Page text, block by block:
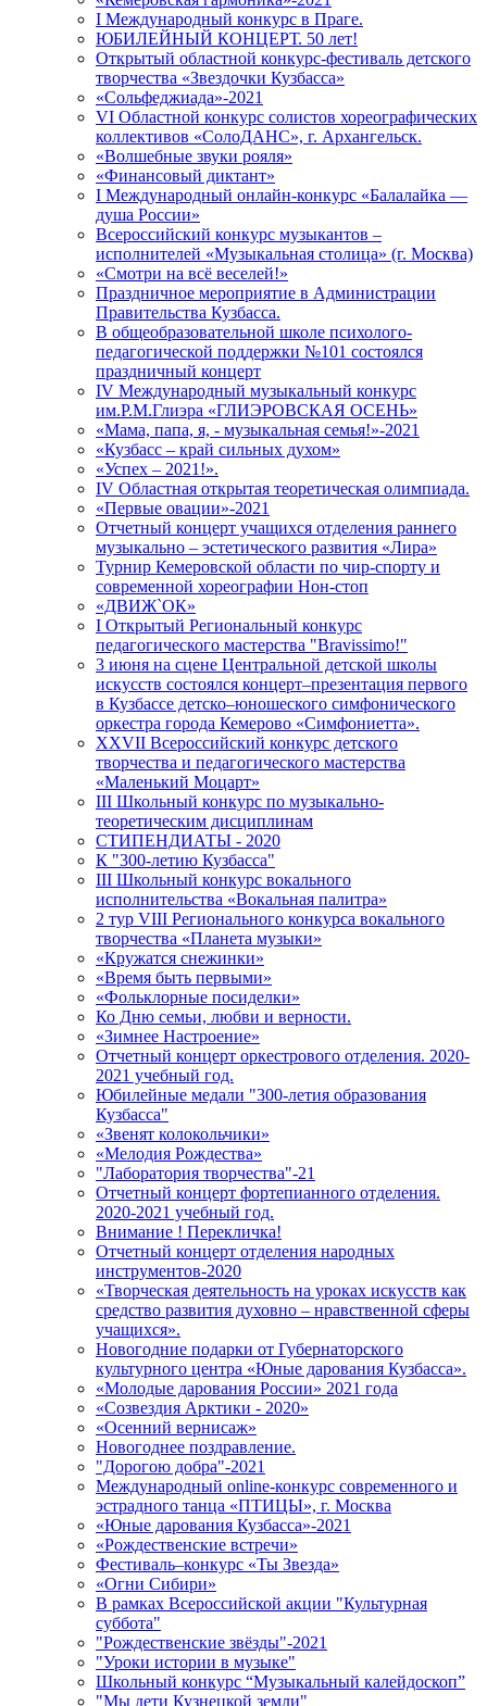
I Международный конкурс в Праге.
ЮБИЛЕЙНЫЙ КОНЦЕРТ. 50 лет!
Открытый областной конкурс-фестиваль детского
творчества «Звездочки Кузбасса»
«Сольфеджиада»-2021
VI Областной конкурс солистов хореографических
коллективов «СолоДАНС», г. Архангельск.
«Волшебные звуки рояля»
«Финансовый диктант»
I Международный онлайн-конкурс «Балалайка —
душа России»
Всероссийский конкурс музыкантов –
исполнителей «Музыкальная столица» (г. Москва)
«Смотри на всё веселей!»
Праздничное мероприятие в Администрации
Правительства Кузбасса.
В общеобразовательной школе психолого-
педагогической поддержки №101 состоялся
праздничный концерт
IV Международный музыкальный конкурс
им.Р.М.Глиэра «ГЛИЭРОВСКАЯ ОСЕНЬ»
«Мама, папа, я, - музыкальная семья!»-2021
«Кузбасс – край сильных духом»
«Успех – 2021!».
IV Областная открытая теоретическая олимпиада.
«Первые овации»-2021
Отчетный концерт учащихся отделения раннего
музыкально – эстетического развития «Лира»
Турнир Кемеровской области по чир-спорту и
современной хореографии Нон-стоп
«ДВИЖ`ОК»
I Открытый Региональный конкурс
педагогического мастерства "Bravissimo!"
3 июня на сцене Центральной детской школы
искусств состоялся концерт–презентация первого
в Кузбассе детско–юношеского симфонического
оркестра города Кемерово «Симфониетта».
XXVII Всероссийский конкурс детского
творчества и педагогического мастерства
«Маленький Моцарт»
III Школьный конкурс по музыкально-
теоретическим дисциплинам
СТИПЕНДИАТЫ - 2020
К "300-летию Кузбасса"
III Школьный конкурс вокального
исполнительства «Вокальная палитра»
2 тур VIII Регионального конкурса вокального
творчества «Планета музыки»
«Кружатся снежинки»
«Время быть первыми»
«Фольклорные посиделки»
Ко Дню семьи, любви и верности.
«Зимнее Настроение»
Отчетный концерт оркестрового отделения. 2020-
2021 учебный год.
Юбилейные медали "300-летия образования
Кузбасса"
«Звенят колокольчики»
«Мелодия Рождества»
"Лаборатория творчества"-21
Отчетный концерт фортепианного отделения.
2020-2021 учебный год.
Внимание ! Перекличка!
Отчетный концерт отделения народных
инструментов-2020
«Творческая деятельность на уроках искусств как
средство развития духовно – нравственной сферы
учащихся».
Новогодние подарки от Губернаторского
культурного центра «Юные дарования Кузбасса».
«Молодые дарования России» 2021 года
«Созвездия Арктики - 2020»
«Осенний вернисаж»
Новогоднее поздравление.
"Дорогою добра"-2021
Международный online-конкурс современного и
эстрадного танца «ПТИЦЫ», г. Москва
«Юные дарования Кузбасса»-2021
«Рождественские встречи»
Фестиваль–конкурс «Ты Звезда»
«Огни Сибири»
В рамках Всероссийской акции "Культурная
суббота"
"Рождественские звёзды"-2021
"Уроки истории в музыке"
Школьный конкурс “Музыкальный калейдоскоп”
"Мы дети Кузнецкой земли"